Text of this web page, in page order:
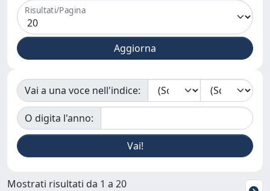
Risultati/Pagina
Vai a una voce nell'indice:
O digita l'anno:
Mostrati risultati da 1 a 20